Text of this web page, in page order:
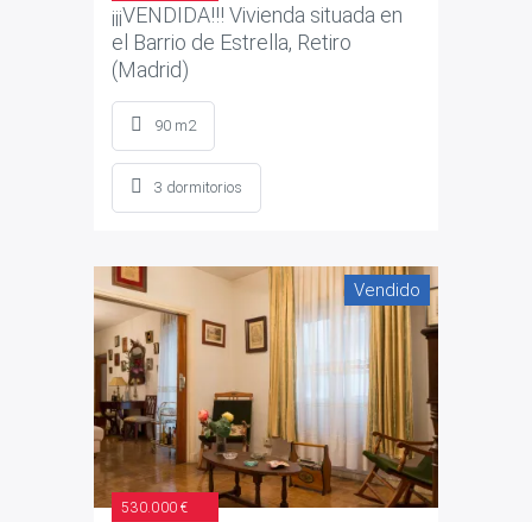
¡¡¡VENDIDA!!! Vivienda situada en
el Barrio de Estrella, Retiro
(Madrid)
90 m2
3 dormitorios
Vendido
530.000 €